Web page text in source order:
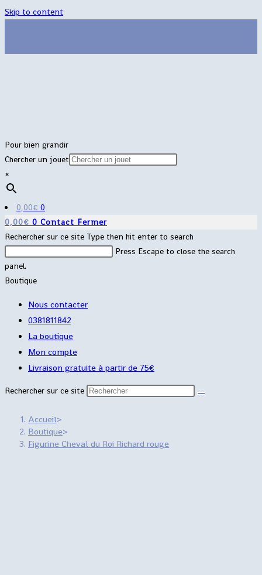
Skip to content
Pour bien grandir
Chercher un jouet
×
0,00€ 0
0,00€ 0 Contact Fermer
Rechercher sur ce site Type then hit enter to search
Press Escape to close the search
panel.
Boutique
Nous contacter
0381811842
La boutique
Mon compte
Livraison gratuite à partir de 75€
Rechercher sur ce site
Accueil>
Boutique>
Figurine Cheval du Roi Richard rouge